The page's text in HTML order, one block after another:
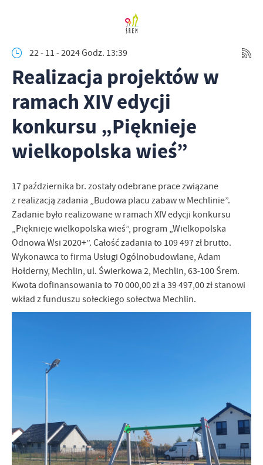
22 - 11 - 2024 Godz. 13:39
Realizacja projektów w
ramach XIV edycji
konkursu „Pięknieje
wielkopolska wieś”
17 października br. zostały odebrane prace związane
z realizacją zadania „Budowa placu zabaw w Mechlinie”.
Zadanie było realizowane w ramach XIV edycji konkursu
„Pięknieje wielkopolska wieś”, program „Wielkopolska
Odnowa Wsi 2020+”. Całość zadania to 109 497 zł brutto.
Wykonawca to firma Usługi Ogólnobudowlane, Adam
Hołderny, Mechlin, ul. Świerkowa 2, Mechlin, 63-100 Śrem.
Kwota dofinansowania to 70 000,00 zł a 39 497,00 zł stanowi
wkład z funduszu sołeckiego sołectwa Mechlin.